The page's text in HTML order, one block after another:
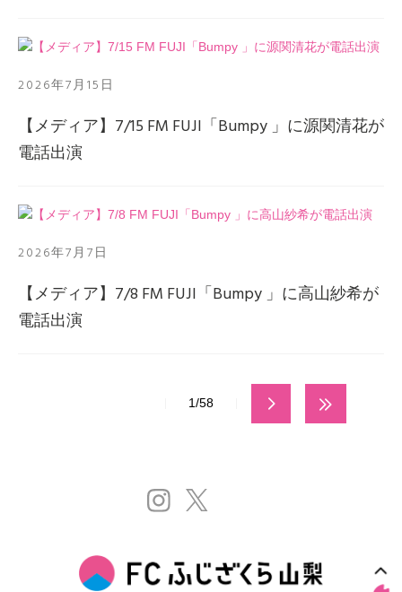
2026年7月15日
【メディア】7/15 FM FUJI「Bumpy 」に源関清花が
電話出演
2026年7月7日
【メディア】7/8 FM FUJI「Bumpy 」に高山紗希が
電話出演
1/58